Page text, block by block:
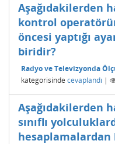
Aşağıdakilerden
kontrol
öncesi yaptığı
biridir?
Radyo ve Televizyonda
kategorisinde cevaplandı |
Aşağıdakilerden
sınıflı